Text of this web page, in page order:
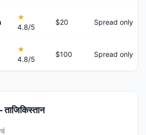
★
4.8/5
$20 Spread only
★
4.8/5
$100 Spread only